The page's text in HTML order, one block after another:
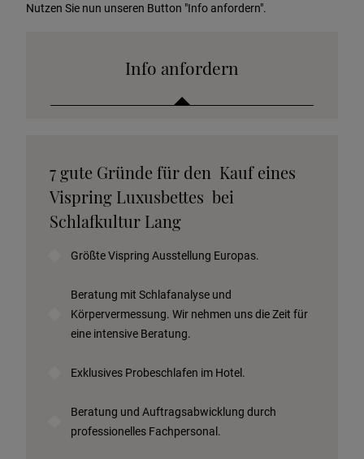
Nutzen Sie nun unseren Button "Info anfordern".
Info anfordern
Stoffkollektion anfordern
Telefonische Beratung anfordern
Beratungstermin vereinbaren
Probeschlafen im Hotel
7 gute Gründe für den Kauf eines
Vispring Luxusbettes bei
Schlafkultur Lang
Größte Vispring Ausstellung Europas.
Beratung mit Schlafanalyse und
Körpervermessung. Wir nehmen uns die Zeit für
eine intensive Beratung.
Exklusives Probeschlafen im Hotel.
Beratung und Auftragsabwicklung durch
professionelles Fachpersonal.